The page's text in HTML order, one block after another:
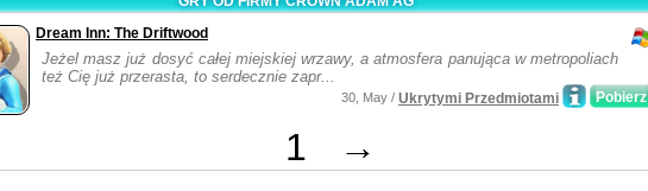
Dream Inn: The Driftwood
Jeżel masz już dosyć całej miejskiej wrzawy, a atmosfera panująca w metropoliach
też Cię już przerasta, to serdecznie zapr...
Pobierz
30, May / Ukrytymi Przedmiotami
1 →